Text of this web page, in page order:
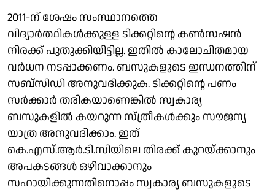
2011-ന് ശേഷം സംസ്ഥാനത്തെ ​
വിദ്യാർത്ഥികൾക്കുള്ള ടിക്കറ്റിന്റെ കൺസഷൻ
നിരക്ക് പുതുക്കിയിട്ടില്ല. ഇതിൽ കാലോചിതമായ
വർധന നടപ്പാക്കണം. ബസുകളുടെ ഇന്ധനത്തിന്
സബ്സിഡി അനുവദിക്കുക. ടിക്കറ്റിന്റെ പണം
സർക്കാർ തരികയാണെങ്കിൽ സ്വകാര്യ
ബസുകളിൽ കയറുന്ന സ്ത്രീകൾക്കും സൗജന്യ
യാത്ര അനുവദിക്കാം. ഇത്
കെ.എസ്.ആർ.ടി.സിയിലെ തിരക്ക് കുറയ്ക്കാനും
അപകടങ്ങൾ ഒഴിവാക്കാനും
സഹായിക്കുന്നതിനൊപ്പം സ്വകാര്യ ബസുകളുടെ